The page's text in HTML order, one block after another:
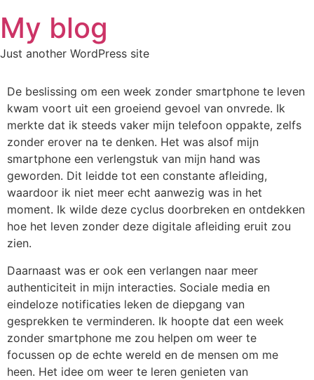
to
content
My blog
Just another WordPress site
De beslissing om een week zonder smartphone te leven
kwam voort uit een groeiend gevoel van onvrede. Ik
merkte dat ik steeds vaker mijn telefoon oppakte, zelfs
zonder erover na te denken. Het was alsof mijn
smartphone een verlengstuk van mijn hand was
geworden. Dit leidde tot een constante afleiding,
waardoor ik niet meer echt aanwezig was in het
moment. Ik wilde deze cyclus doorbreken en ontdekken
hoe het leven zonder deze digitale afleiding eruit zou
zien.
Daarnaast was er ook een verlangen naar meer
authenticiteit in mijn interacties. Sociale media en
eindeloze notificaties leken de diepgang van
gesprekken te verminderen. Ik hoopte dat een week
zonder smartphone me zou helpen om weer te
focussen op de echte wereld en de mensen om me
heen. Het idee om weer te leren genieten van